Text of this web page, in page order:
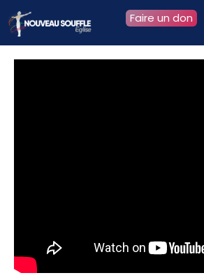
Faire un don